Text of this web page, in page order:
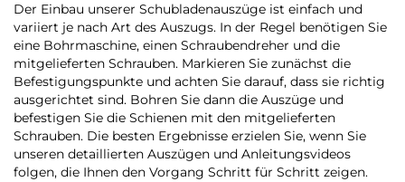
Der Einbau unserer Schubladenauszüge ist einfach und
variiert je nach Art des Auszugs. In der Regel benötigen Sie
eine Bohrmaschine, einen Schraubendreher und die
mitgelieferten Schrauben. Markieren Sie zunächst die
Befestigungspunkte und achten Sie darauf, dass sie richtig
ausgerichtet sind. Bohren Sie dann die Auszüge und
befestigen Sie die Schienen mit den mitgelieferten
Schrauben. Die besten Ergebnisse erzielen Sie, wenn Sie
unseren detaillierten Auszügen und Anleitungsvideos
folgen, die Ihnen den Vorgang Schritt für Schritt zeigen.